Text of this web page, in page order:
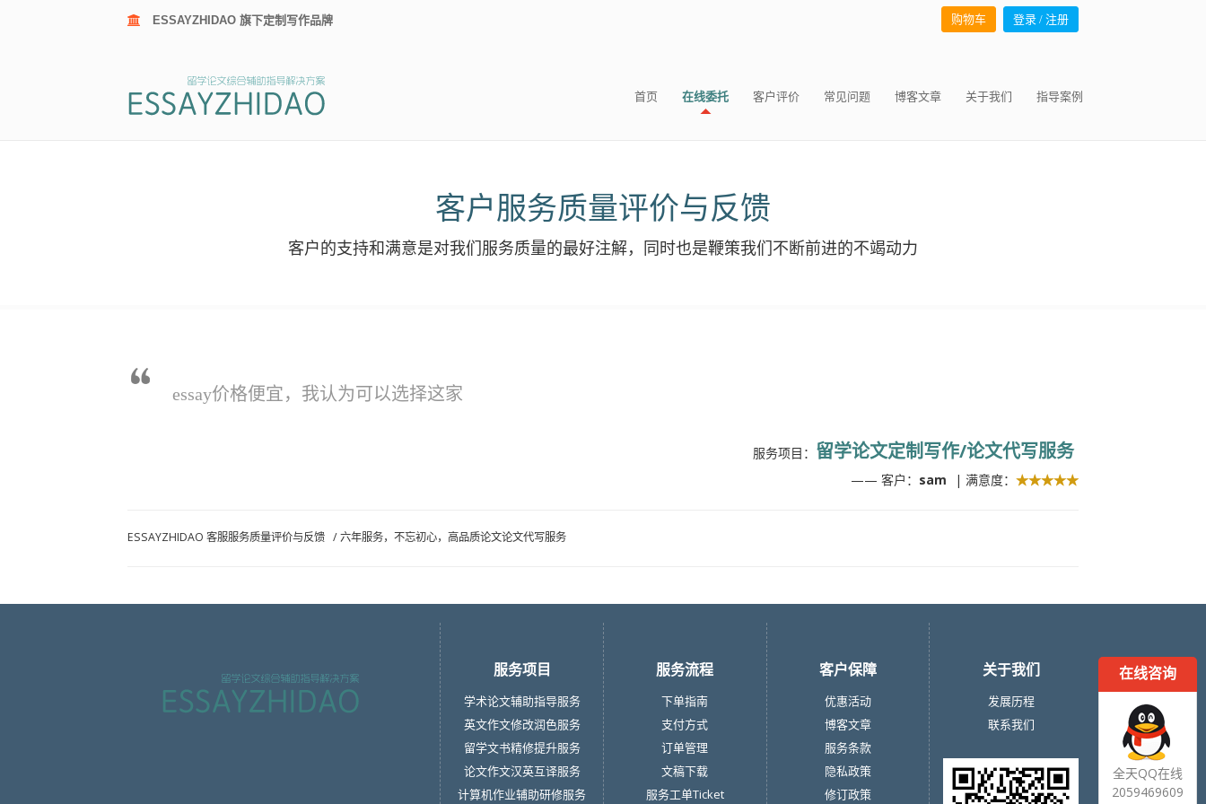
ESSAYZHIDAO 旗下定制写作品牌 购物车 登录 / 注册
首页 在线委托 客户评价 常见问题 博客文章 关于我们 指导案例
客户服务质量评价与反馈
客户的支持和满意是对我们服务质量的最好注解，同时也是鞭策我们不断前进的不竭动力
essay价格便宜，我认为可以选择这家
服务项目： 留学论文定制写作/论文代写服务
—— 客户： sam | 满意度： ★★★★★
ESSAYZHIDAO 客服服务质量评价与反馈 /六年服务，不忘初心，高品质论文论文代写服务
在线咨询
全天QQ在线
2059469609
服务项目
学术论文辅助指导服务
英文作文修改润色服务
留学文书精修提升服务
论文作文汉英互译服务
计算机作业辅助研修服务
服务流程
下单指南
支付方式
订单管理
文稿下载
服务工单Ticket
客户保障
优惠活动
博客文章
服务条款
隐私政策
修订政策
关于我们
发展历程
联系我们